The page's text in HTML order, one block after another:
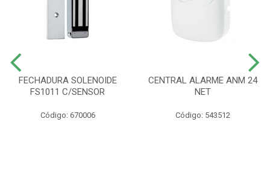
FECHADURA SOLENOIDE
FS1011 C/SENSOR
Código: 670006
CENTRAL ALARME ANM 24
NET
Código: 543512